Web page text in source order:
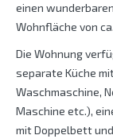
einen
Wohnfläche von
Die Wohnung
separate Küche
Waschmaschine,
Maschine etc.),
mit Doppelbett